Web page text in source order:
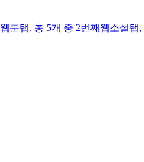
웹툰탭, 총 5개 중 2번째 웹소설탭,